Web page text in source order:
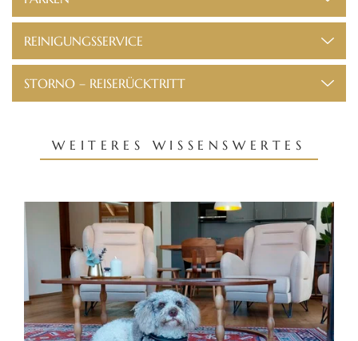
REINIGUNGSSERVICE
STORNO – REISERÜCKTRITT
WEITERES WISSENSWERTES